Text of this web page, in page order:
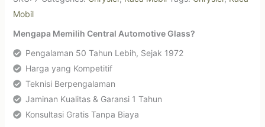
Mobil
Mengapa Memilih Central Automotive Glass?
Pengalaman 50 Tahun Lebih, Sejak 1972
Harga yang Kompetitif
Teknisi Berpengalaman
Jaminan Kualitas & Garansi 1 Tahun
Konsultasi Gratis Tanpa Biaya